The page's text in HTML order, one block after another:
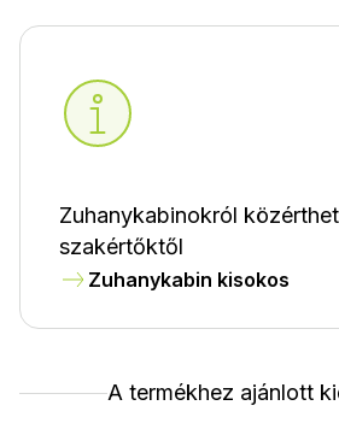
Zuhanykabinokról
szakértőktől
Zuhanykabin kisokos
A termékhez ajánlott